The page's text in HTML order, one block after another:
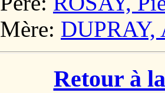
Mère: DUPRAY,
Retour à